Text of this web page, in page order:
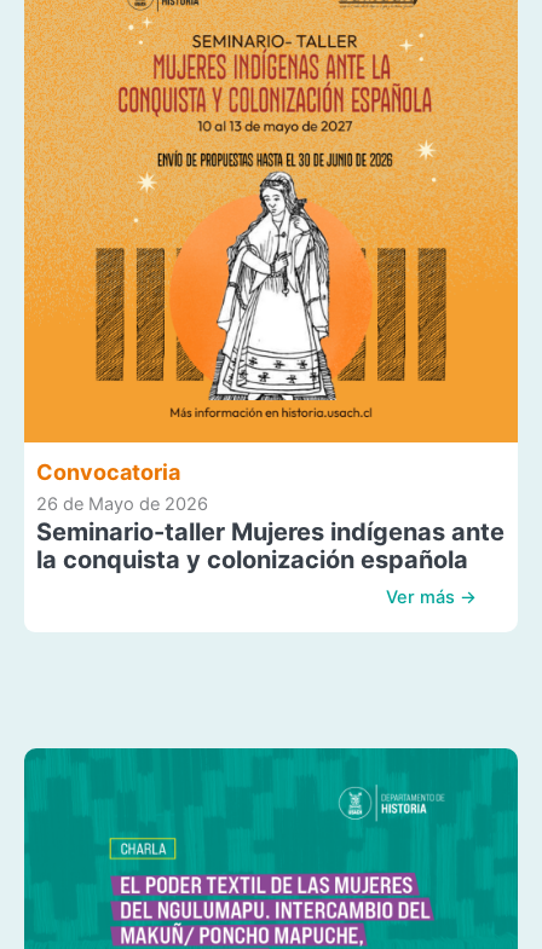
Convocatoria
26 de Mayo de 2026
Seminario-taller Mujeres indígenas ante
la conquista y colonización española
Ver más →